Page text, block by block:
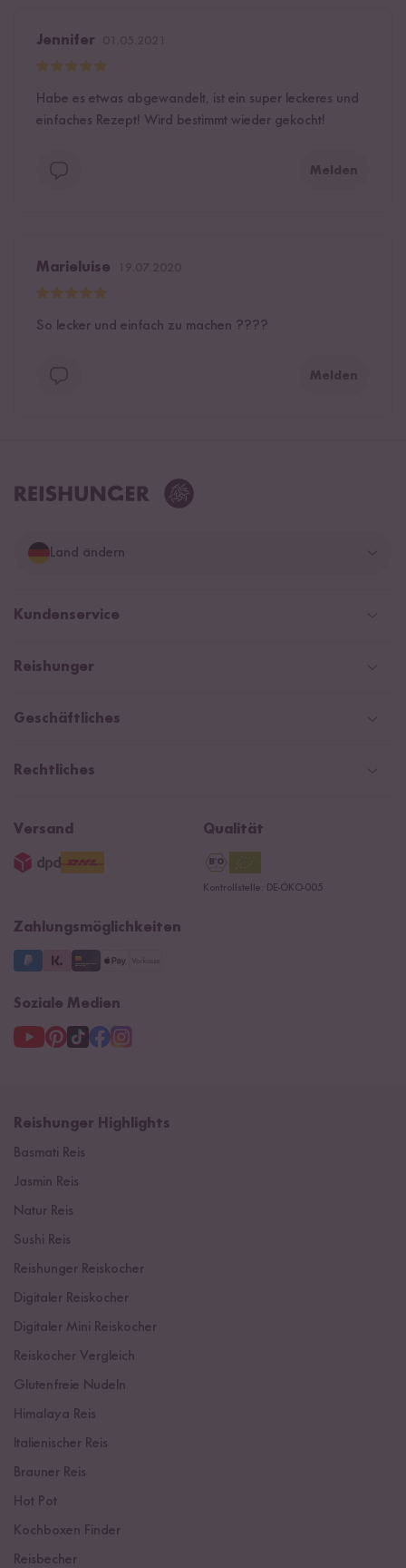
Jennifer
Habe es etwas abgewandelt, ist ein super leckeres und
einfaches Rezept! Wird bestimmt wieder gekocht!
Melden
Marieluise
So lecker und einfach zu machen ????
Melden
Land ändern
Deutschland
Niederlande
Kundenservice
Help Center & FAQ
Zahlarten
Kontaktformular
Reishunger
Newsletter
Magazin & News
Navacopah
15 Jahre Reishunger
Geschäftliches
Social Media Kooperationen
B2B
Jobs
Rechtliches
Datenschutzerklärung
3 Jahre Garantie
Versand Qualität
Kontrollstelle: DE-ÖKO-005
Zahlungsmöglichkeiten
Soziale Medien
Reishunger Highlights
Basmati Reis
Jasmin Reis
Natur Reis
Sushi Reis
Reishunger Reiskocher
Digitaler Reiskocher
Digitaler Mini Reiskocher
Reiskocher Vergleich
Glutenfreie Nudeln
Himalaya Reis
Italienischer Reis
Brauner Reis
Hot Pot
Kochboxen Finder
Reisbecher